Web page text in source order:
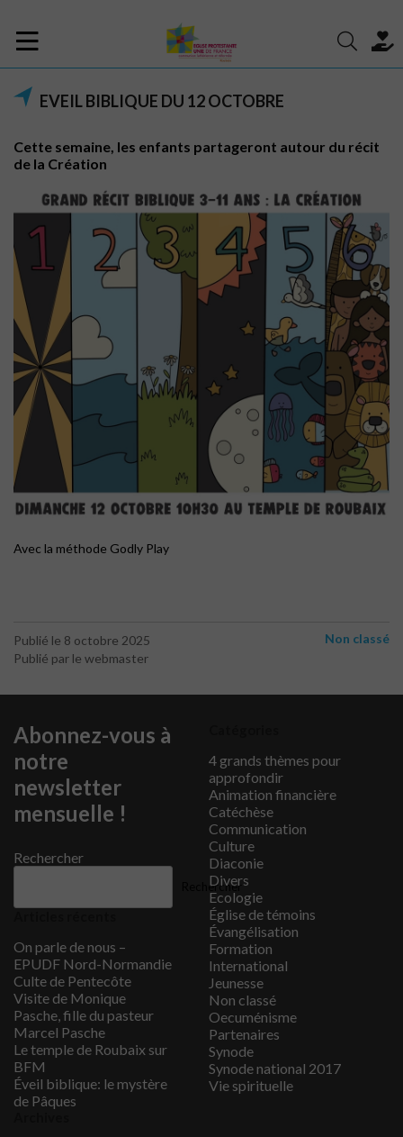
EVEIL BIBLIQUE DU 12 OCTOBRE
Cette semaine, les enfants partageront autour du récit
de la Création
Avec la méthode Godly Play
Publié le 8 octobre 2025
Publié par le webmaster
Non classé
Abonnez-vous à
notre
newsletter
mensuelle !
Rechercher
Rechercher
On parle de nous –
EPUDF Nord-Normandie
Culte de Pentecôte
Visite de Monique
Pasche, fille du pasteur
Marcel Pasche
Le temple de Roubaix sur
BFM
Éveil biblique: le mystère
de Pâques
4 grands thèmes pour
approfondir
Animation financière
Catéchèse
Communication
Culture
Diaconie
Divers
Ecologie
Église de témoins
Évangélisation
Formation
International
Jeunesse
Non classé
Oecuménisme
Partenaires
Synode
Synode national 2017
Vie spirituelle